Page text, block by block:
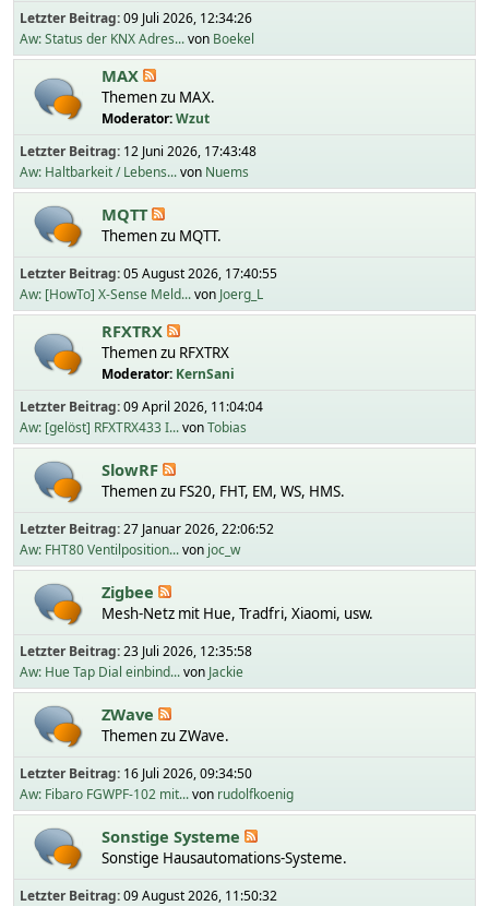
Letzter Beitrag:09 Juli 2026, 12:34:26
Aw: Status der KNX Adres...von Boekel
MAX
Themen zu MAX.
Moderator:Wzut
Letzter Beitrag: 12 Juni 2026, 17:43:48
Aw: Haltbarkeit / Lebens...von Nuems
MQTT
Themen zu MQTT.
Letzter Beitrag:05 August 2026, 17:40:55
Aw: [HowTo] X-Sense Meld...von Joerg_L
RFXTRX
Themen zu RFXTRX
Moderator: KernSani
Letzter Beitrag:09 April 2026, 11:04:04
Aw: [gelöst] RFXTRX433 I...vonTobias
SlowRF
Themen zu FS20, FHT, EM, WS, HMS.
Letzter Beitrag:27 Januar 2026, 22:06:52
Aw: FHT80 Ventilposition...von joc_w
Zigbee
Mesh-Netz mit Hue, Tradfri, Xiaomi, usw.
Letzter Beitrag:23 Juli 2026, 12:35:58
Aw: Hue Tap Dial einbind...von Jackie
ZWave
Themen zu ZWave.
Letzter Beitrag: 16 Juli 2026, 09:34:50
Aw: Fibaro FGWPF-102 mit...von rudolfkoenig
Sonstige Systeme
Sonstige Hausautomations-Systeme.
Letzter Beitrag:09 August 2026, 11:50:32